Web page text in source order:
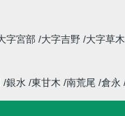
字宮部 大字吉野 大字草木
銀水 東甘木 南荒尾 倉永